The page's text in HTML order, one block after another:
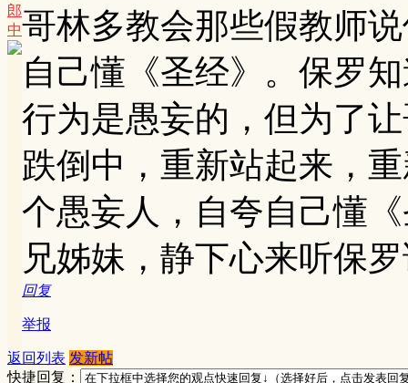
郎
中哥林多教会那些假教师
自己懂《圣经》。保罗
行为是愚妄的，但为了
跌倒中，重新站起来，
个愚妄人，自夸自己懂
兄姊妹，静下心来听保
回复
举报
返回列表 发新帖
快捷回复：